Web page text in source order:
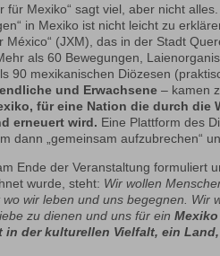
für Mexiko“ sagt viel, aber nicht
in Mexiko ist nicht leicht zu
México“ (JXM), das in der Stadt
als 60 Bewegungen,
90 mexikanischen Diözesen
und Erwachsene – kamen
für eine Nation die durch die
erneuert wird. Eine Plattform des
dann „gemeinsam aufzubrechen“
Ende der Veranstaltung formuliert
wurde, steht: Wir wollen
wir leben und uns begegnen. Wir
zu dienen und uns für einMexiko
in der kulturellen Vielfalt, ein